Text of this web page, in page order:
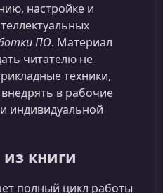
настройке и
ПО. Материал
читателю не
техники,
в рабочие
индивидуальной
книги
полный цикл работы